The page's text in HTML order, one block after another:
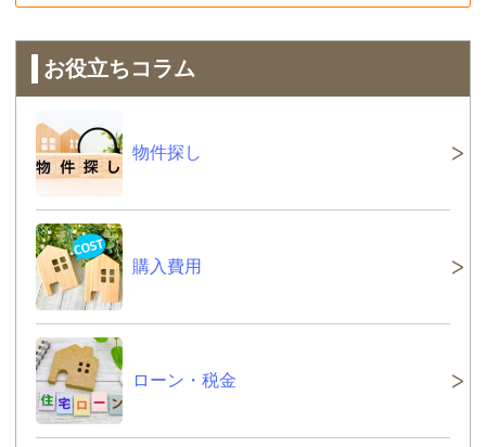
お役立ちコラム
物件探し
購入費用
ローン・税金